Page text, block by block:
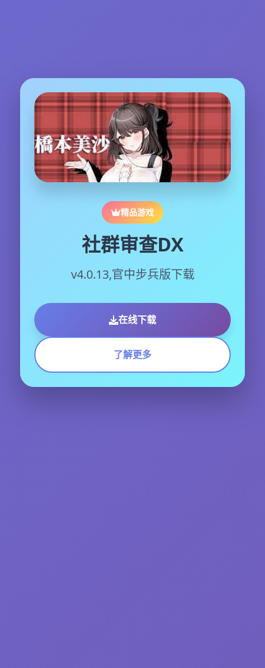
精品游戏
社群审查DX
v4.0.13,官中步兵版下载
在线下载
了解更多